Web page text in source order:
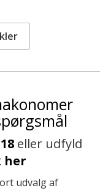
eller udfyld
her
udvalg af